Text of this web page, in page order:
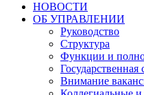
НОВОСТИ
ОБ УПРАВЛЕНИИ
Руководство
Структура
Функции и
Внимание